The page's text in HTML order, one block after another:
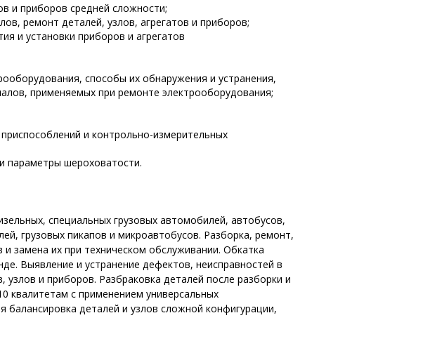
и приборов средней сложности;
ремонт деталей, узлов, агрегатов и приборов;
и установки приборов и агрегатов
способы их обнаружения и устранения,
применяемых при ремонте электрооборудования;
и контрольно-измерительных
параметры шероховатости.
специальных грузовых автомобилей, автобусов,
грузовых пикапов и микроавтобусов. Разборка, ремонт,
замена их при техническом обслуживании. Обкатка
Выявление и устранение дефектов, неисправностей в
узлов и приборов. Разбраковка деталей после разборки и
квалитетам с применением универсальных
балансировка деталей и узлов сложной конфигурации,